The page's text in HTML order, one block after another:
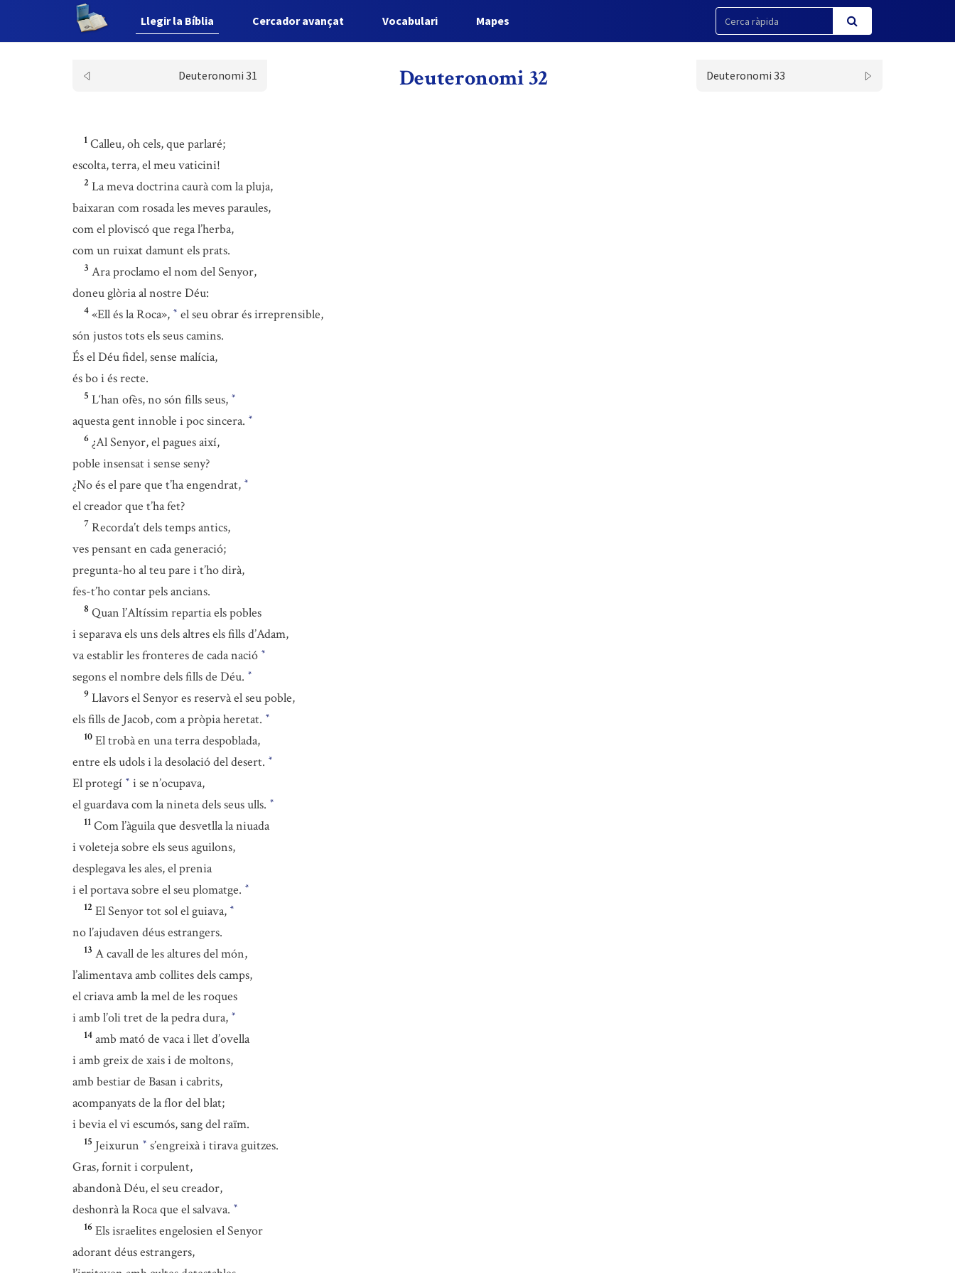
Llegir la Bíblia Cercador avançat Vocabulari Mapes
Deuteronomi 31 Deuteronomi 32 Deuteronomi 33
1 Calleu, oh cels, que parlaré;
escolta, terra, el meu vaticini!
2 La meva doctrina caurà com la pluja,
baixaran com rosada les meves paraules,
com el ploviscó que rega l’herba,
com un ruixat damunt els prats.
3 Ara proclamo el nom del Senyor,
doneu glòria al nostre Déu:
4 «Ell és la Roca», * el seu obrar és irreprensible,
són justos tots els seus camins.
És el Déu fidel, sense malícia,
és bo i és recte.
5 L‘han ofès, no són fills seus, *
aquesta gent innoble i poc sincera. *
6 ¿Al Senyor, el pagues així,
poble insensat i sense seny?
¿No és el pare que t’ha engendrat, *
el creador que t’ha fet?
7 Recorda’t dels temps antics,
ves pensant en cada generació;
pregunta-ho al teu pare i t’ho dirà,
fes-t’ho contar pels ancians.
8 Quan l’Altíssim repartia els pobles
i separava els uns dels altres els fills d’Adam,
va establir les fronteres de cada nació *
segons el nombre dels fills de Déu. *
9 Llavors el Senyor es reservà el seu poble,
els fills de Jacob, com a pròpia heretat. *
10 El trobà en una terra despoblada,
entre els udols i la desolació del desert. *
El protegí * i se n’ocupava,
el guardava com la nineta dels seus ulls. *
11 Com l’àguila que desvetlla la niuada
i voleteja sobre els seus aguilons,
desplegava les ales, el prenia
i el portava sobre el seu plomatge. *
12 El Senyor tot sol el guiava, *
no l’ajudaven déus estrangers.
13 A cavall de les altures del món,
l’alimentava amb collites dels camps,
el criava amb la mel de les roques
i amb l’oli tret de la pedra dura, *
14 amb mató de vaca i llet d’ovella
i amb greix de xais i de moltons,
amb bestiar de Basan i cabrits,
acompanyats de la flor del blat;
i bevia el vi escumós, sang del raïm.
15 Jeixurun * s’engreixà i tirava guitzes.
Gras, fornit i corpulent,
abandonà Déu, el seu creador,
deshonrà la Roca que el salvava. *
16 Els israelites engelosien el Senyor
adorant déus estrangers,